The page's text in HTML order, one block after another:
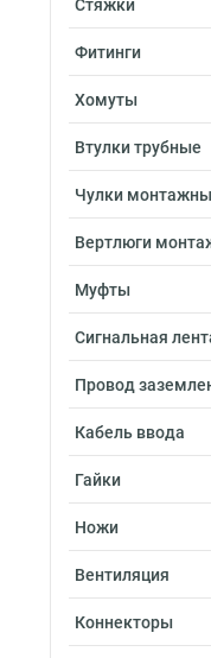
Стяжки
Фитинги
Хомуты
Втулки трубные
Чулки
Вертлюги
Муфты
Сигнальная
Провод
Кабель ввода
Гайки
Ножи
Вентиляция
Коннекторы